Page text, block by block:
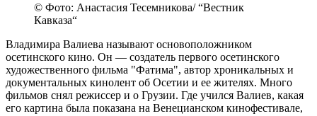
© Фото: Анастасия Тесемникова/ “Вестник
Кавказа“
Владимира Валиева называют основоположником
осетинского кино. Он — создатель первого осетинского
художественного фильма "Фатима", автор хроникальных и
документальных кинолент об Осетии и ее жителях. Много
фильмов снял режиссер и о Грузии. Где учился Валиев, какая
его картина была показана на Венецианском кинофестивале,